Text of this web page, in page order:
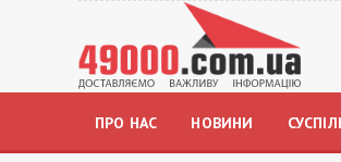
ПРО НАС НОВИНИ